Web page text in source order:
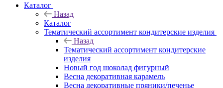
Каталог
Назад
Каталог
Тематический ассортимент кондитерские изделия
Назад
Тематический ассортимент кондитерские
изделия
Новый год шоколад фигурный
Весна декоративная карамель
Весна декоративные пряники/печенье